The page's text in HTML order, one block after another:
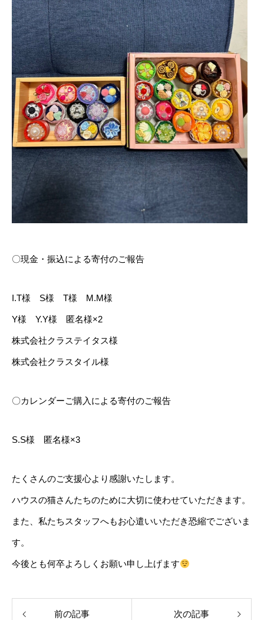
〇現金・振込による寄付のご報告
I.T様 S様 T様 M.M様
Y様 Y.Y様 匿名様×2
株式会社クラステイタス様
株式会社クラスタイル様
〇カレンダーご購入による寄付のご報告
S.S様 匿名様×3
たくさんのご支援心より感謝いたします。
ハウスの猫さんたちのために大切に使わせていただきます。
また、私たちスタッフへもお心遣いいただき恐縮でございま
す。
今後とも何卒よろしくお願い申し上げます
前の記事 次の記事